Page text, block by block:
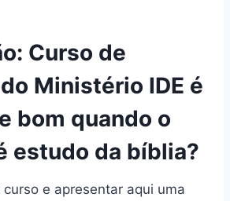
Curso de
Ministério IDE é
bom quando o
estudo da bíblia?
e apresentar aqui uma